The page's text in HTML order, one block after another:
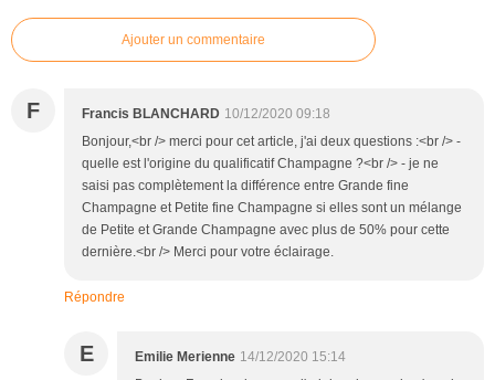
Ajouter un commentaire
F Francis BLANCHARD 10/12/2020 09:18
Bonjour,<br /> merci pour cet article, j'ai deux questions :<br /> -
quelle est l'origine du qualificatif Champagne ?<br /> - je ne
saisi pas complètement la différence entre Grande fine
Champagne et Petite fine Champagne si elles sont un mélange
de Petite et Grande Champagne avec plus de 50% pour cette
dernière.<br /> Merci pour votre éclairage.
Répondre
E Emilie Merienne 14/12/2020 15:14